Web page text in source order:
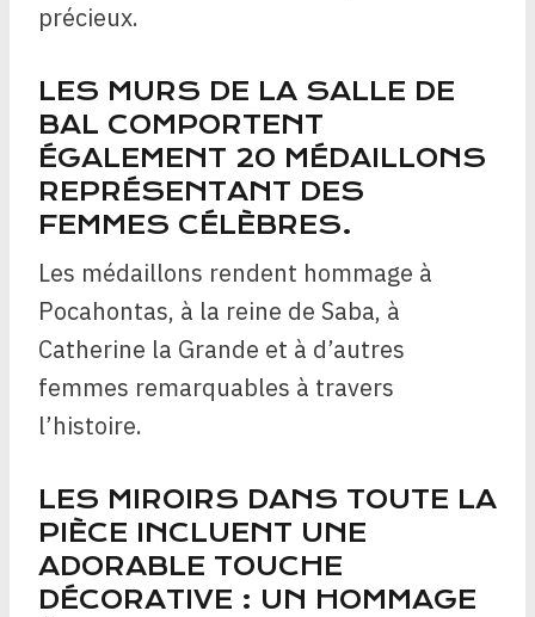
précieux.
LES MURS DE LA SALLE DE
BAL COMPORTENT
ÉGALEMENT 20 MÉDAILLONS
REPRÉSENTANT DES
FEMMES CÉLÈBRES.
Les médaillons rendent hommage à
Pocahontas, à la reine de Saba, à
Catherine la Grande et à d’autres
femmes remarquables à travers
l’histoire.
LES MIROIRS DANS TOUTE LA
PIÈCE INCLUENT UNE
ADORABLE TOUCHE
DÉCORATIVE : UN HOMMAGE